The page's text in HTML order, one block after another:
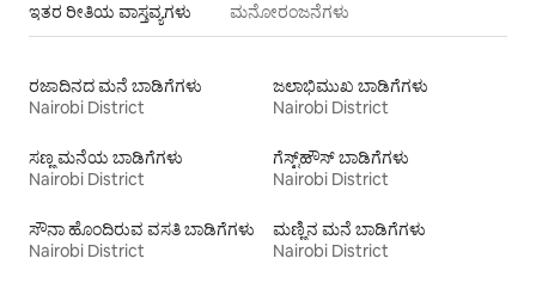
ಇತರ ರೀತಿಯ ವಾಸ್ತವ್ಯಗಳು ಮನೋರಂಜನೆಗಳು
ರಜಾದಿನದ ಮನೆ ಬಾಡಿಗೆಗಳು
Nairobi District
ಜಲಾಭಿಮುಖ ಬಾಡಿಗೆಗಳು
Nairobi District
ಸಣ್ಣ ಮನೆಯ ಬಾಡಿಗೆಗಳು
Nairobi District
ಗೆಸ್ಟ್‌ಹೌಸ್‌ ಬಾಡಿಗೆಗಳು
Nairobi District
ಸೌನಾ ಹೊಂದಿರುವ ವಸತಿ ಬಾಡಿಗೆಗಳು
Nairobi District
ಮಣ್ಣಿನ ಮನೆ ಬಾಡಿಗೆಗಳು
Nairobi District